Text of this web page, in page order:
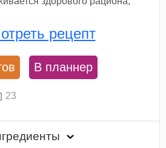
рецепт
В планнер
23